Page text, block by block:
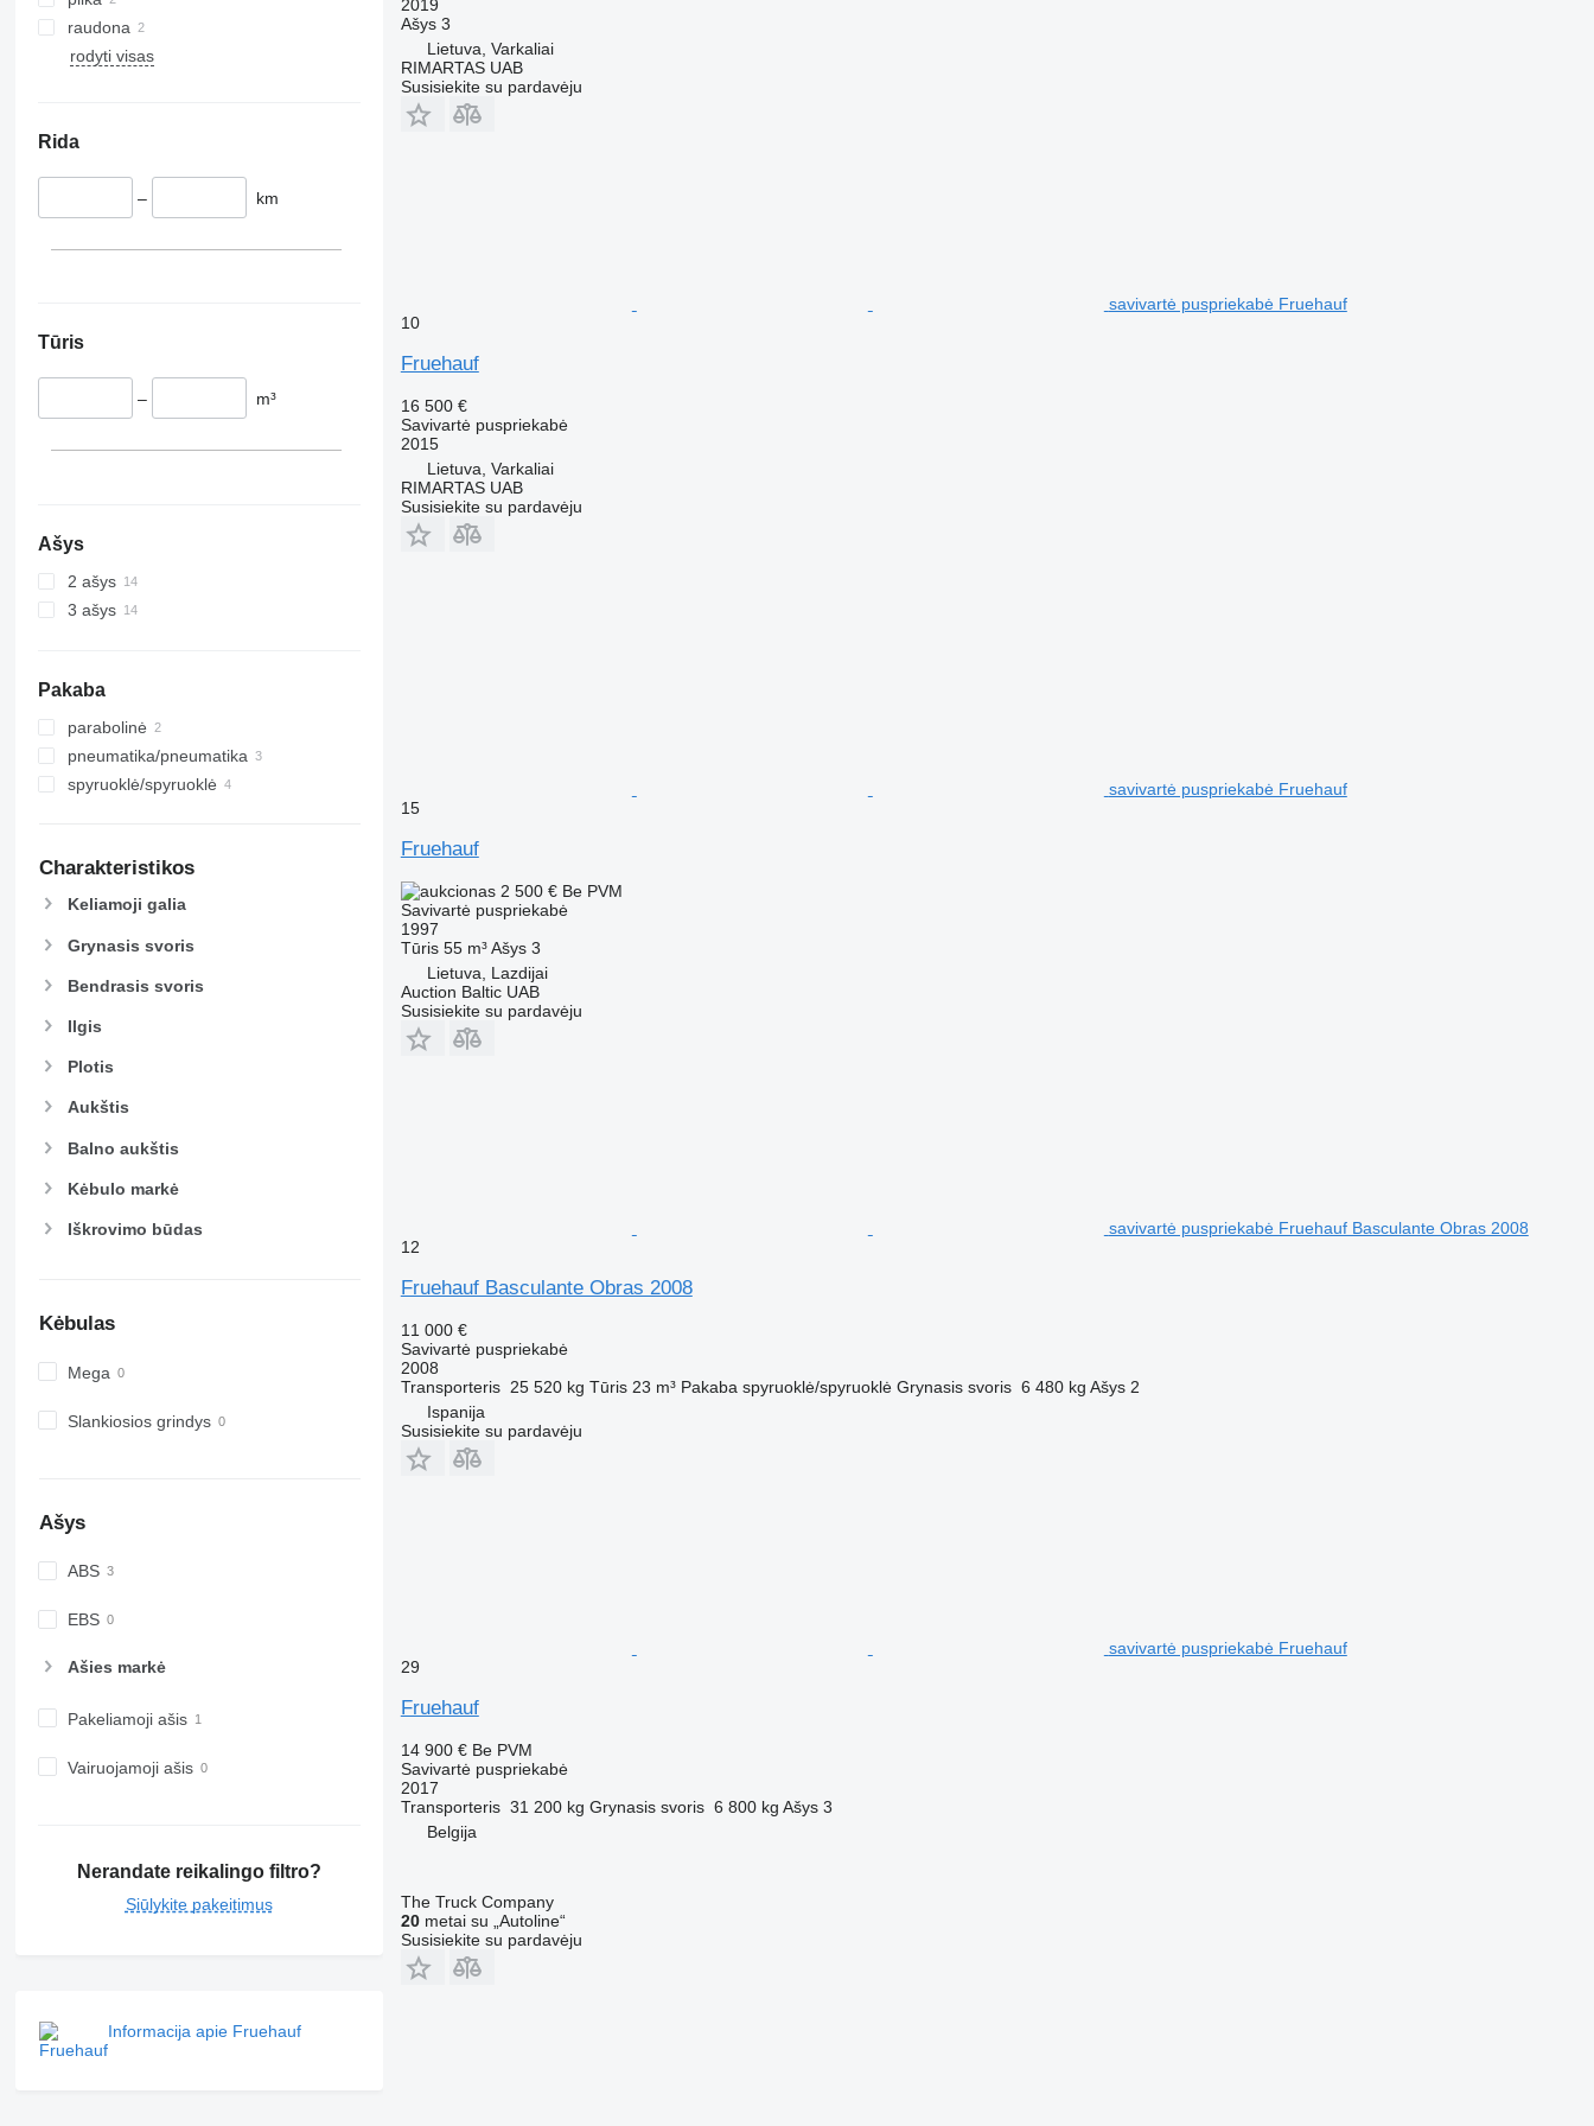
raudona
rodyti visas
Rida
– km
Tūris
– m³
Ašys
2 ašys
3 ašys
Pakaba
parabolinė
pneumatika/pneumatika
spyruoklė/spyruoklė
Charakteristikos
Keliamoji galia
Grynasis svoris
Bendrasis svoris
Ilgis
Plotis
Aukštis
Balno aukštis
Kėbulo markė
Iškrovimo būdas
Kėbulas
Mega
Slankiosios grindys
Ašys
ABS
EBS
Ašies markė
Pakeliamoji ašis
Vairuojamoji ašis
Nerandate reikalingo filtro?
Siūlykite pakeitimus
Informacija apie Fruehauf
2019
Ašys 3
Lietuva, Varkaliai
RIMARTAS UAB
Susisiekite su pardavėju
savivartė puspriekabė Fruehauf
10
Fruehauf
16 500 €
Savivartė puspriekabė
2015
Lietuva, Varkaliai
RIMARTAS UAB
Susisiekite su pardavėju
savivartė puspriekabė Fruehauf
15
Fruehauf
2 500 € Be PVM
Savivartė puspriekabė
1997
Tūris 55 m³ Ašys 3
Lietuva, Lazdijai
Auction Baltic UAB
Susisiekite su pardavėju
savivartė puspriekabė Fruehauf Basculante Obras 2008
12
Fruehauf Basculante Obras 2008
11 000 €
Savivartė puspriekabė
2008
Transporteris 25 520 kg Tūris 23 m³ Pakaba spyruoklė/spyruoklė Grynasis svoris 6 480 kg Ašys 2
Ispanija
Susisiekite su pardavėju
savivartė puspriekabė Fruehauf
29
Fruehauf
14 900 € Be PVM
Savivartė puspriekabė
2017
Transporteris 31 200 kg Grynasis svoris 6 800 kg Ašys 3
Belgija
The Truck Company
20metai su „Autoline“
Susisiekite su pardavėju